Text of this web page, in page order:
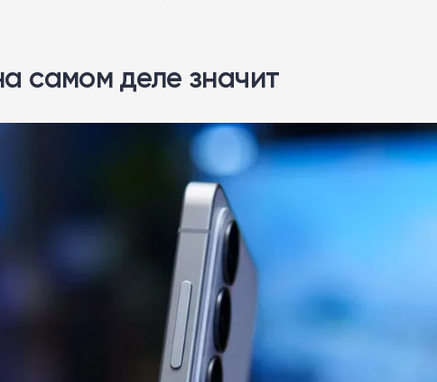
самом деле значит